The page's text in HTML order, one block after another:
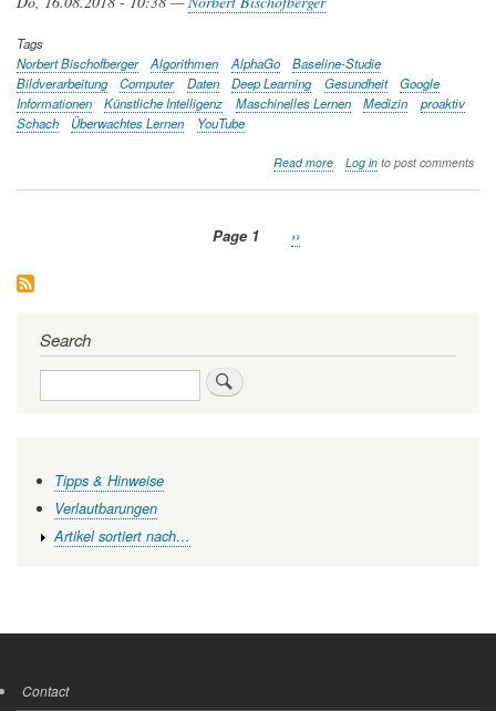
Tags
Norbert Bischofberger
Algorithmen AlphaGo
Baseline-Studie
Bildverarbeitung
Computer Daten Deep Learning Gesundheit
Google
Informationen
Künstliche Intelligenz Maschinelles Lernen Medizin
proaktiv
Schach
Überwachtes Lernen YouTube
Read moreabout
Log into post comments
Page 1
Next
››
Search
Tipps & Hinweise
Verlautbarungen
Artikel sortiert nach…
FOOTER
Contact